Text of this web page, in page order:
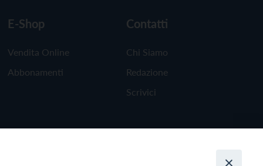
E-Shop
Vendita Online
Abbonamenti
Contatti
Chi Siamo
Redazione
Scrivici